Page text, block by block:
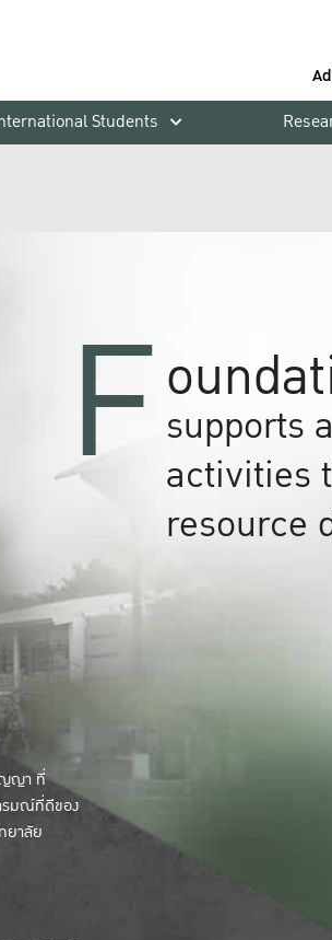
Students
F supports
activities
resource
ญญา ที่
รมณ์ที่ดีของ
ยาลัย